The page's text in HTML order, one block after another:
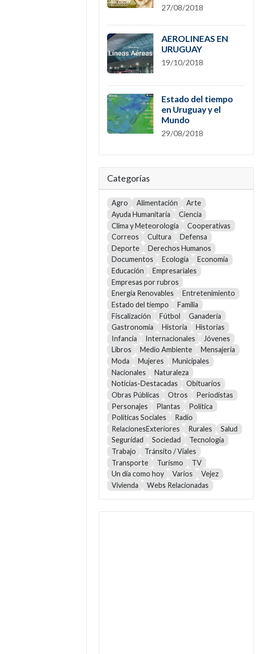
27/08/2018
AEROLINEAS EN
URUGUAY
19/10/2018
Estado del tiempo
en Uruguay y el
Mundo
29/08/2018
Categorías
Agro Alimentación
Arte
Ayuda Humanitaria
Ciencia
Clima y Meteorología
Cooperativas
Correos
Cultura
Defensa
Deporte
Derechos Humanos
Documentos
Ecología
Economía
Educación
Empresariales
Empresas por rubros
Energía Renovables
Entretenimiento
Estado del tiempo
Familia
Fiscalización
Fútbol
Ganadería
Gastronomía
Historia
Historias
Infancia
Internacionales
Jóvenes
Libros
Medio Ambiente
Mensajería
Moda
Mujeres
Municipales
Nacionales
Naturaleza
Noticias-Destacadas
Obituarios
Obras Públicas
Otros
Periodistas
Personajes
Plantas
Política
Políticas Sociales
Radio
RelacionesExteriores
Rurales
Salud
Seguridad
Sociedad
Tecnología
Trabajo
Tránsito / Viales
Transporte
Turismo
TV
Un día como hoy
Varios
Vejez
Vivienda
Webs Relacionadas